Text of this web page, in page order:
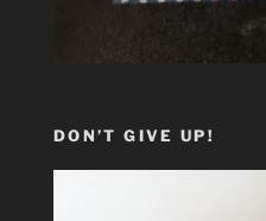
DON’T GIVE UP!